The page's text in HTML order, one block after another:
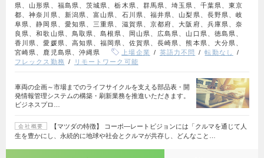
県、山形県、福島県、茨城県、栃木県、群馬県、埼玉県、千葉県、東京
都、神奈川県、新潟県、富山県、石川県、福井県、山梨県、長野県、岐
阜県、静岡県、愛知県、三重県、滋賀県、京都府、大阪府、兵庫県、奈
良県、和歌山県、鳥取県、島根県、岡山県、広島県、山口県、徳島県、
香川県、愛媛県、高知県、福岡県、佐賀県、長崎県、熊本県、大分県、
宮崎県、鹿児島県、沖縄県
上場企業 英語力不問
転勤なし
フレックス勤務
リモートワーク可能
車両の企画～市場までのライフサイクルを支える部品表・開
発情報管理システムの構築・刷新業務を推進いただきます。
ビジネスプロ…
会社概要
【マツダの特徴】 コーポ―レートビジョンには「クルマを通じて人
生を豊かにし、永続的に地球や社会とクルマが共存し、どんなこと…